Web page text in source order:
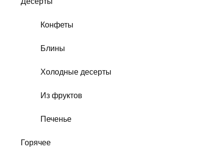
Конфеты
Блины
Холодные десерты
Из фруктов
Печенье
Горячее